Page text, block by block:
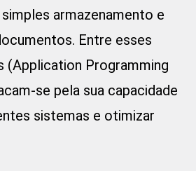
armazenamento e
Entre esses
(Application Programming
se pela sua capacidade
sistemas e otimizar